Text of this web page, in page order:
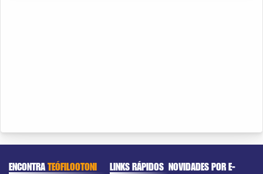
ENCONTRATEÓFILOOTONI LINKS RÁPIDOS NOVIDADES POR E-